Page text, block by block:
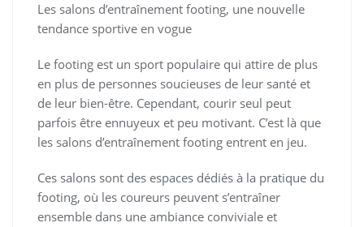
Les salons d’entraînement footing, une nouvelle
tendance sportive en vogue
Le footing est un sport populaire qui attire de plus
en plus de personnes soucieuses de leur santé et
de leur bien-être. Cependant, courir seul peut
parfois être ennuyeux et peu motivant. C’est là que
les salons d’entraînement footing entrent en jeu.
Ces salons sont des espaces dédiés à la pratique du
footing, où les coureurs peuvent s’entraîner
ensemble dans une ambiance conviviale et